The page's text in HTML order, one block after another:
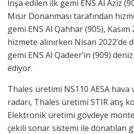
İnşa edilen ilk gemi ENS Al Aziz
Mısır Donanması tarafından
gemi ENS Al Qahhar (905),
hizmete alınırken Nisan
gemi ENS Al Qadeer’in (909)
ediyor.
Thales üretimi NS110 AESA hava
radarı, Thales üretimi STIR atış
Elektronik üretimi gövdeye
çekili sonar sistemi ile donatılan